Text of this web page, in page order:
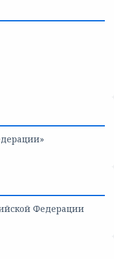
Федерации